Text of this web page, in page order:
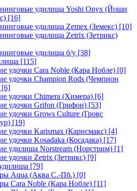
удилища Yoshi Onyx (Йоши
[16]
удилища Zemex (Земекс) [10]
удилища Zetrix (Зетрикс)
удилища б/у [38]
[115]
удочки Cara Noble (Кара Нобле) [0]
удочки Champion Rods (Чемпион
[6]
удочки Chimera (Химера) [6]
удочки Grifon (Грифон) [53]
удочки Grows Culture (Гровс
[19]
удочки Karismax (Карисмакс) [4]
удочки Kosadaka (Косадака) [17]
удилища Norstream (Норстрим) [1]
удочки Zetrix (Зетрикс) [9]
[79]
Aqua (Аква С.-Пб.) [0]
Cara Noble (Кара Нобле) [11]